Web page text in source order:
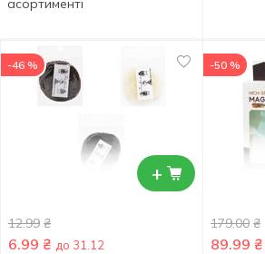
асортименті
+
-46 %
12.99 ₴
6.99 ₴ до 31.12
-50 %
179.00 ₴
89.99 ₴